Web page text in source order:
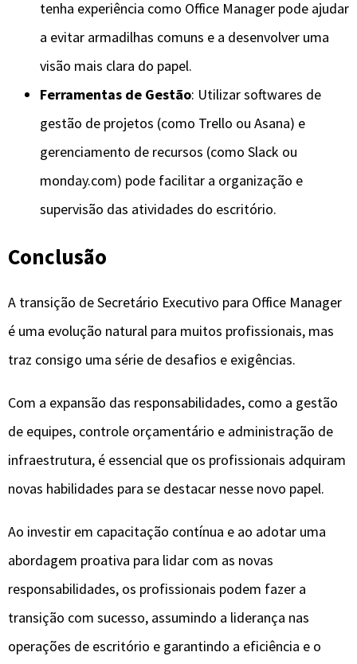
tenha experiência como Office Manager pode ajudar
a evitar armadilhas comuns e a desenvolver uma
visão mais clara do papel.
Ferramentas de Gestão: Utilizar softwares de
gestão de projetos (como Trello ou Asana) e
gerenciamento de recursos (como Slack ou
monday.com) pode facilitar a organização e
supervisão das atividades do escritório.
Conclusão
A transição de Secretário Executivo para Office Manager
é uma evolução natural para muitos profissionais, mas
traz consigo uma série de desafios e exigências.
Com a expansão das responsabilidades, como a gestão
de equipes, controle orçamentário e administração de
infraestrutura, é essencial que os profissionais adquiram
novas habilidades para se destacar nesse novo papel.
Ao investir em capacitação contínua e ao adotar uma
abordagem proativa para lidar com as novas
responsabilidades, os profissionais podem fazer a
transição com sucesso, assumindo a liderança nas
operações de escritório e garantindo a eficiência e o